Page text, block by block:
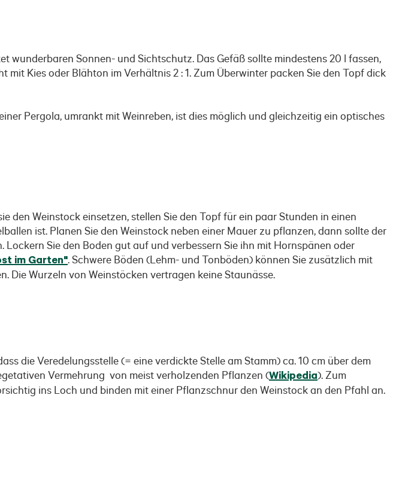
Sonnen- und Sichtschutz. Das Gefäß sollte mindestens 20 l fassen,
Kies oder Blähton im Verhältnis 2 : 1. Zum Überwinter packen Sie den Topf dick
Pergola, umrankt mit Weinreben, ist dies möglich und gleichzeitig ein optisches
den Weinstock einsetzen, stellen Sie den Topf für ein paar Stunden in einen
ist. Planen Sie den Weinstock neben einer Mauer zu pflanzen, dann sollte der
Sie den Boden gut auf und verbessern Sie ihn mit Hornspänen oder
im Garten". Schwere Böden (Lehm- und Tonböden) können Sie zusätzlich mit
Die Wurzeln von Weinstöcken vertragen keine Staunässe.
die Veredelungsstelle (= eine verdickte Stelle am Stamm) ca. 10 cm über dem
Vermehrung von meist verholzenden Pflanzen (Wikipedia). Zum
ins Loch und binden mit einer Pflanzschnur den Weinstock an den Pfahl an.